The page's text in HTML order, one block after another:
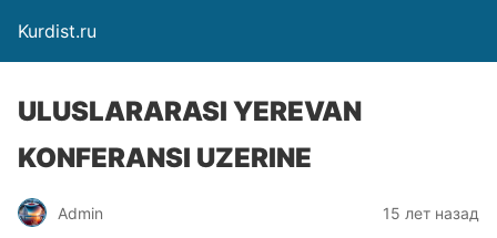
Kurdist.ru
ULUSLARARASI YEREVAN
KONFERANSI UZERINE
Admin 15 лет назад